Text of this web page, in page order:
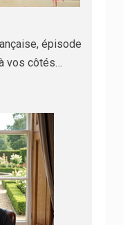
épisode
vos côtés…